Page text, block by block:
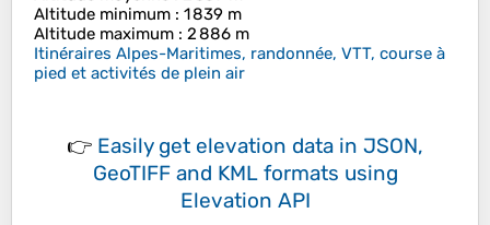
Altitude minimum : 1 839 m
Altitude maximum : 2 886 m
Itinéraires Alpes-Maritimes, randonnée, VTT, course à
pied et activités de plein air
👉 Easily get elevation data in JSON,
GeoTIFF and KML formats using
Elevation API